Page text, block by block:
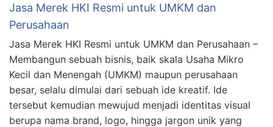
Jasa Merek HKI Resmi untuk UMKM dan
Perusahaan
Jasa Merek HKI Resmi untuk UMKM dan Perusahaan –
Membangun sebuah bisnis, baik skala Usaha Mikro
Kecil dan Menengah (UMKM) maupun perusahaan
besar, selalu dimulai dari sebuah ide kreatif. Ide
tersebut kemudian mewujud menjadi identitas visual
berupa nama brand, logo, hingga jargon unik yang